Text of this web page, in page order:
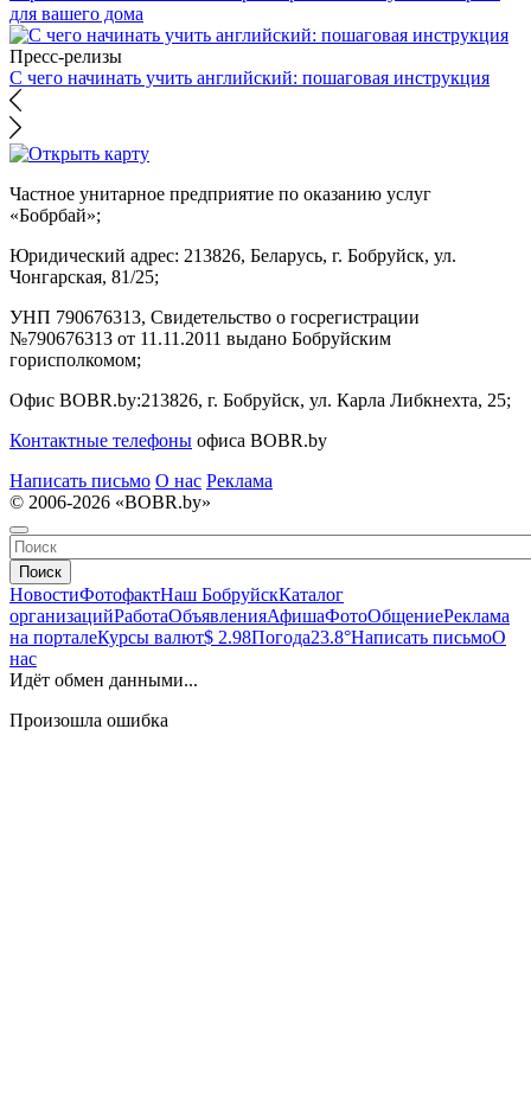
для вашего дома
Пресс-релизы
С чего начинать учить английский: пошаговая инструкция
Частное унитарное предприятие по оказанию услуг
«Бобрбай»;
Юридический адрес: 213826, Беларусь, г. Бобруйск, ул.
Чонгарская, 81/25;
УНП 790676313, Свидетельство о госрегистрации
№790676313 от 11.11.2011 выдано Бобруйским
горисполкомом;
Офис BOBR.by:213826, г. Бобруйск, ул. Карла Либкнехта, 25;
Контактные телефоны офиса BOBR.by
Написать письмо О нас Реклама
© 2006-2026 «BOBR.by»
Поиск
НовостиФотофактНаш БобруйскКаталог
организацийРаботаОбъявленияАфишаФотоОбщениеРеклама
на порталеКурсы валют$ 2.98Погода23.8°Написать письмоО
нас
Идёт обмен данными...
Произошла ошибка